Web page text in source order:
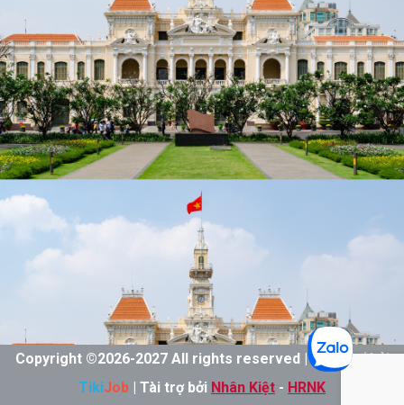
Copyright ©2026-2027 All rights reserved | Thiết kế bởi
TikiJob | Tài trợ bởi Nhân Kiệt - HRNK